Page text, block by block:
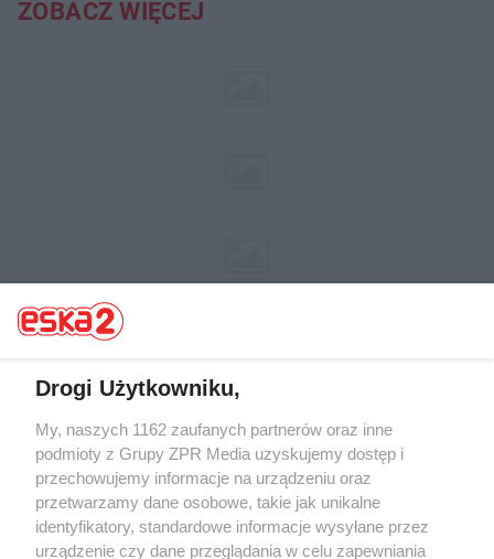
ZOBACZ WIĘCEJ
Żaden utwór zamieszczony w serwisie nie może być powielany i
rozpowszechniany lub dalej rozpowszechniany w jakikolwiek sposób (w
tym także elektroniczny lub mechaniczny) na jakimkolwiek polu
eksploatacji w jakiejkolwiek formie, włącznie z umieszczaniem w Internecie
bez pisemnej zgody właściciela praw. Jakiekolwiek użycie lub
wykorzystanie utworów w całości lub w części z naruszeniem prawa, tzn.
bez właściwej zgody, jest zabronione pod groźbą kary i może być ścigane
prawnie.
Drogi Użytkowniku,
My, naszych 1162 zaufanych partnerów oraz inne
podmioty z Grupy ZPR Media uzyskujemy dostęp i
przechowujemy informacje na urządzeniu oraz
przetwarzamy dane osobowe, takie jak unikalne
identyfikatory, standardowe informacje wysyłane przez
urządzenie czy dane przeglądania w celu zapewniania